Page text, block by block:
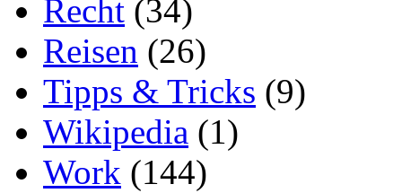
Recht (34)
Reisen (26)
Tipps & Tricks (9)
Wikipedia (1)
Work (144)